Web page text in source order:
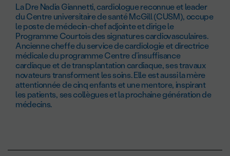
La Dre Nadia Giannetti, cardiologue reconnue et leader
du Centre universitaire de santé McGill (CUSM), occupe
le poste de médecin-chef adjointe et dirige le
Programme Courtois des signatures cardiovasculaires.
Ancienne cheffe du service de cardiologie et directrice
médicale du programme Centre d’insuffisance
cardiaque et de transplantation cardiaque, ses travaux
novateurs transforment les soins. Elle est aussi la mère
attentionnée de cinq enfants et une mentore, inspirant
les patients, ses collègues et la prochaine génération de
médecins.